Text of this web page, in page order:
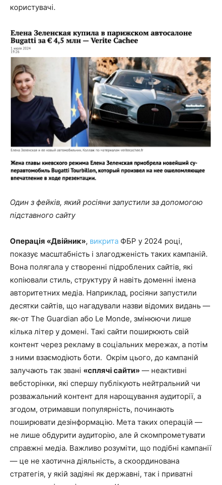
користувачі.
Один з фейків, який росіяни запустили за допомогою
підставного сайту
Операція «Двійник», викрита ФБР у 2024 році,
показує масштабність і злагодженість таких кампаній.
Вона полягала у створенні підроблених сайтів, які
копіювали стиль, структуру й навіть доменні імена
авторитетних медіа. Наприклад, росіяни запустили
десятки сайтів, що нагадували назви відомих видань —
як-от The Guardian або Le Monde, змінюючи лише
кілька літер у домені. Такі сайти поширюють свій
контент через рекламу в соціальних мережах, а потім
з ними взаємодіють боти. Окрім цього, до кампаній
залучають так звані «сплячі сайти» — неактивні
вебсторінки, які спершу публікують нейтральний чи
розважальний контент для нарощування аудиторії, а
згодом, отримавши популярність, починають
поширювати дезінформацію. Мета таких операцій —
не лише обдурити аудиторію, але й скомпрометувати
справжні медіа. Важливо розуміти, що подібні кампанії
— це не хаотична діяльність, а скоординована
стратегія, у якій задіяні як державні, так і приватні